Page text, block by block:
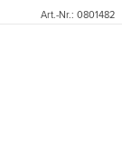
Art.-Nr.: 0801482